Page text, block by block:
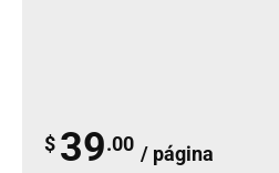
$ 39.00 / página